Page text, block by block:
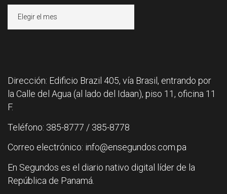
Dirección: Edificio Brazil 405, vía Brasil, entrando por
la Calle del Agua (al lado del Idaan), piso 11, oficina 11
F.
Teléfono: 385-8777 / 385-8778
Correo electrónico: info@ensegundos.com.pa
En Segundos es el diario nativo digital líder de la
República de Panamá.